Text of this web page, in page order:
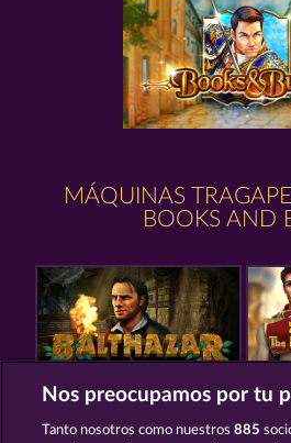
MÁQUINAS
BOOKS AND
BALTHAZAR
Nos preocupamos por tu
Tanto nosotros como nuestros885